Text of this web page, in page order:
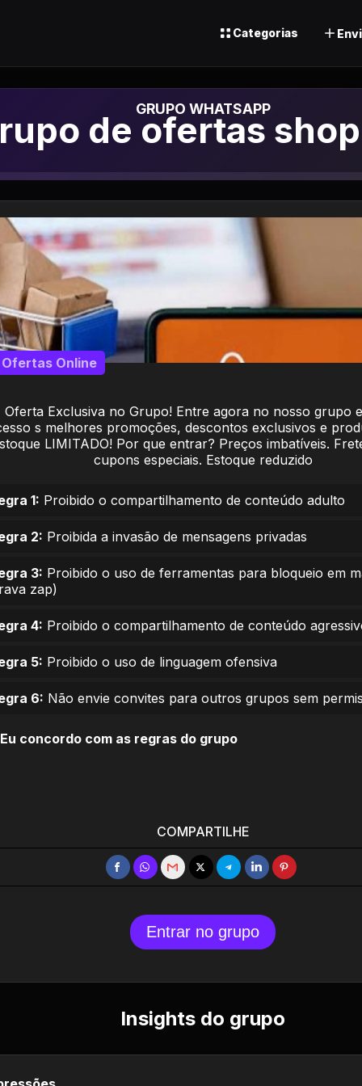
Categorias
de Whatsapp
de ofertas
Oferta Exclusiva no Grupo! Entre agora no nosso grupo
s melhores promoções, descontos exclusivos e
LIMITADO! Por que entrar? Preços imbatíveis.
cupons especiais. Estoque reduzido
Ofertas Online
1: Proibido o compartilhamento de conteúdo adulto
2: Proibida a invasão de mensagens privadas
3: Proibido o uso de ferramentas para bloqueio em
zap)
4: Proibido o compartilhamento de conteúdo
5: Proibido o uso de linguagem ofensiva
6: Não envie convites para outros grupos sem
Eu concordo com as regras do grupo
COMPARTILHE
Entrar no grupo
Insights do grupo